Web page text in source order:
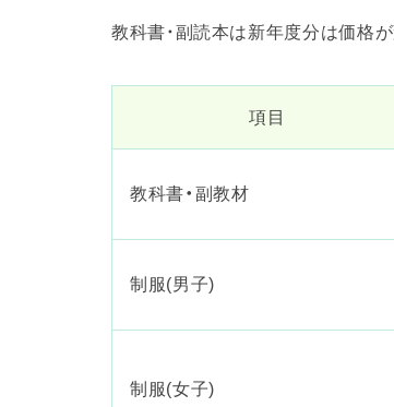
教科書・副読本は新年度分は価格が
項目
教科書・副教材
制服(男子)
制服(女子)